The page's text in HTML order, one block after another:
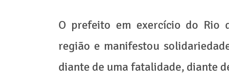
O prefeito em exercício do Rio
região e manifestou
diante de uma fatalidade, diante